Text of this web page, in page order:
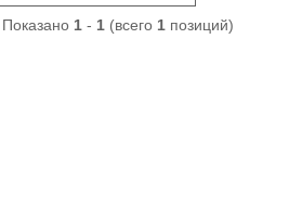
Показано 1- 1(всего 1позиций)